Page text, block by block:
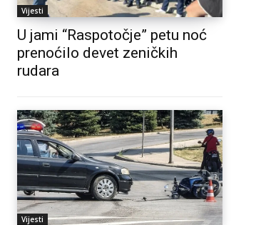
Vijesti
U jami “Raspotočje” petu noć
prenoćilo devet zeničkih
rudara
Vijesti